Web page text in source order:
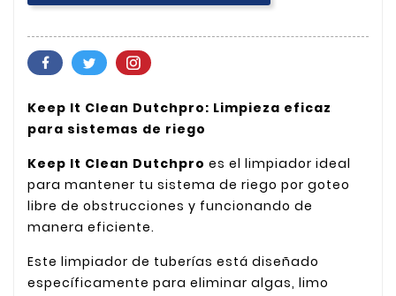
Keep It Clean Dutchpro: Limpieza eficaz
para sistemas de riego
Keep It Clean Dutchpro es el limpiador ideal
para mantener tu sistema de riego por goteo
libre de obstrucciones y funcionando de
manera eficiente.
Este limpiador de tuberías está diseñado
específicamente para eliminar algas, limo